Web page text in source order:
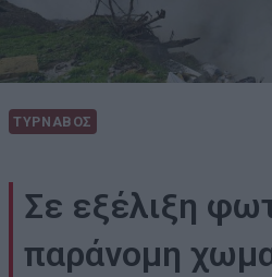
ΤΥΡΝΑΒΟΣ
Σε εξέλιξη
παράνομη